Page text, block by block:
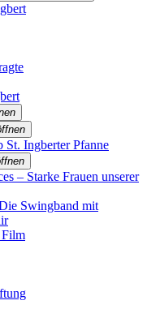
Ingberter Pfanne
– Starke Frauen unserer
Swingband mit
Film